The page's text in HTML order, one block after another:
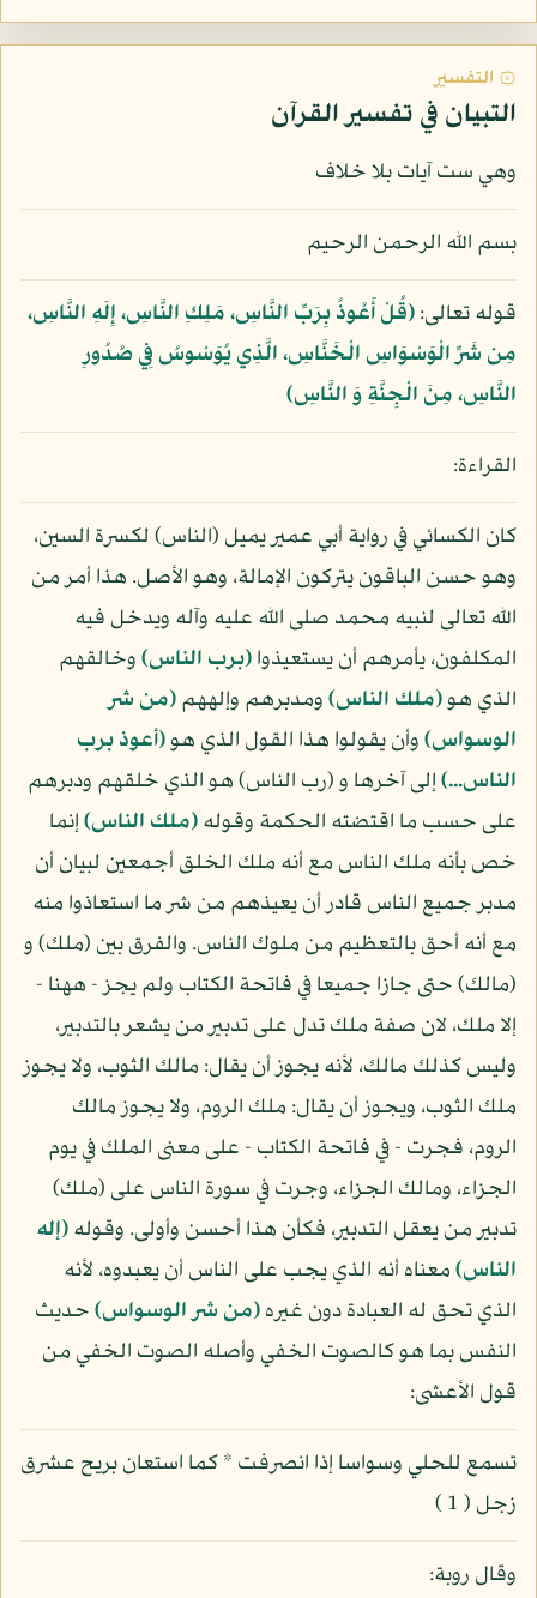
۞ التفسير
التبيان في تفسير القرآن
وهي ست آيات بلا خلاف
بسم الله الرحمن الرحيم
قوله تعالى:﴿قُلْ أَعُوذُ بِرَبِّ النَّاسِ، مَلِكِ النَّاسِ، إِلَهِ النَّاسِ،
مِن شَرِّ الْوَسْوَاسِ الْخَنَّاسِ، الَّذِي يُوَسْوِسُ فِي صُدُورِ
النَّاسِ، مِنَ الْجِنَّةِ وَ النَّاسِ﴾
القراءة:
كان الكسائي في رواية أبي عمير يميل (الناس) لكسرة السين،
وهو حسن الباقون يتركون الإمالة، وهو الأصل. هذا أمر من
الله تعالى لنبيه محمد صلى الله عليه وآله ويدخل فيه
المكلفون، يأمرهم أن يستعيذوا(برب الناس)وخالقهم
الذي هو(ملك الناس)ومدبرهم وإلههم(من شر
الوسواس)وأن يقولوا هذا القول الذي هو(أعوذ برب
الناس...)إلى آخرها و (رب الناس) هو الذي خلقهم ودبرهم
على حسب ما اقتضته الحكمة وقوله(ملك الناس)إنما
خص بأنه ملك الناس مع أنه ملك الخلق أجمعين لبيان أن
مدبر جميع الناس قادر أن يعيذهم من شر ما استعاذوا منه
مع أنه أحق بالتعظيم من ملوك الناس. والفرق بين (ملك) و
(مالك) حتى جازا جميعا في فاتحة الكتاب ولم يجز - ههنا -
إلا ملك، لان صفة ملك تدل على تدبير من يشعر بالتدبير،
وليس كذلك مالك، لأنه يجوز أن يقال: مالك الثوب، ولا يجوز
ملك الثوب، ويجوز أن يقال: ملك الروم، ولا يجوز مالك
الروم، فجرت - في فاتحة الكتاب - على معنى الملك في يوم
الجزاء، ومالك الجزاء، وجرت في سورة الناس على (ملك)
تدبير من يعقل التدبير، فكأن هذا أحسن وأولى. وقوله(إله
الناس)معناه أنه الذي يجب على الناس أن يعبدوه، لأنه
الذي تحق له العبادة دون غيره(من شر الوسواس)حديث
النفس بما هو كالصوت الخفي وأصله الصوت الخفي من
قول الأعشى:
تسمع للحلي وسواسا إذا انصرفت * كما استعان بريح عشرق
زجل ( 1 )
وقال روبة: